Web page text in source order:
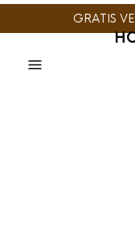
GRATIS